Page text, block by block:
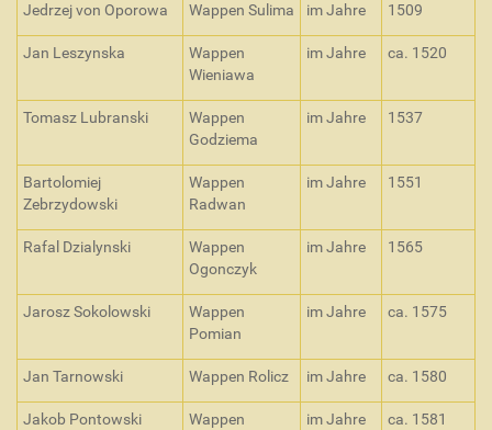
Jedrzej von Oporowa Wappen Sulima im Jahre 1509
Jan Leszynska
Wappen
Wieniawa
im Jahre ca. 1520
Tomasz Lubranski
Wappen
Godziema
im Jahre 1537
Bartolomiej
Zebrzydowski
Wappen
Radwan
im Jahre 1551
Rafal Dzialynski
Wappen
Ogonczyk
im Jahre 1565
Jarosz Sokolowski
Wappen
Pomian
im Jahre ca. 1575
Jan Tarnowski Wappen Rolicz im Jahre ca. 1580
Jakob Pontowski
Wappen
im Jahre ca. 1581